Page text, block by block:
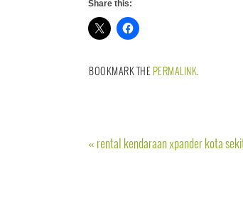
Share this:
BOOKMARK THE PERMALINK.
« rental kendaraan xpander kota